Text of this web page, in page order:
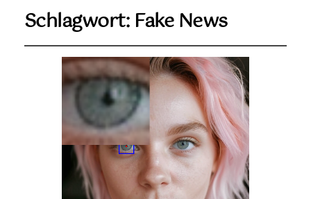
Schlagwort: Fake News